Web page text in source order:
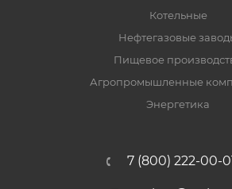
Котельные
Нефтегазовые
Пищевое
Агропромышленные
Энергетика
7 (800) 222-00-